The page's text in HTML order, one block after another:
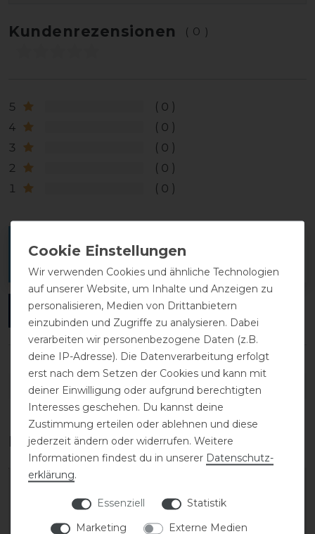
Kundenrezensionen (0)
5
0
4
0
3
0
2
0
1
0
Melde dich an, um eine Kundenrezension zu
ANMELDEN
DETAILS ZUR PRODUKTSICHERHEIT
Das perfekte Zubehör für dich
Wir verwenden Cookies und ähnliche Technologien
auf unserer Website, um Inhalte und Anzeigen zu
personalisieren, Medien von Drittanbietern
einzubinden und Zugriffe zu analysieren. Dabei
verarbeiten wir personenbezogene Daten (z.B.
deine IP-Adresse). Die Datenverarbeitung erfolgt
erst nach dem Setzen der Cookies und kann mit
deiner Einwilligung oder aufgrund berechtigten
Interesses geschehen. Du kannst deine
Zustimmung erteilen oder ablehnen und diese
jederzeit ändern oder widerrufen. Weitere
Informationen findest du in unserer Daten­schutz­
erklärung.
Essenziell
Statistik
Marketing
Externe Medien